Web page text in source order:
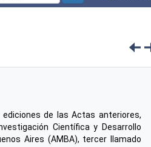
de las Actas anteriores,
Científica y Desarrollo
Aires (AMBA), tercer llamado